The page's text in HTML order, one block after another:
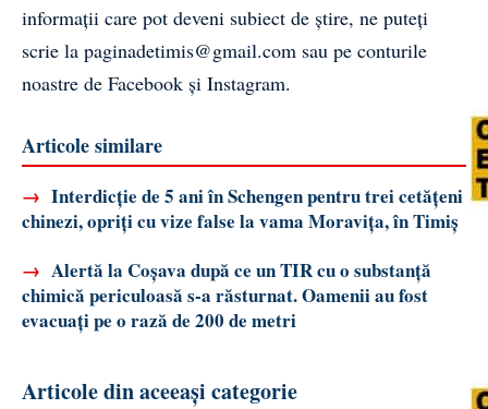
informații care pot deveni subiect de știre, ne puteți
scrie la paginadetimis@gmail.com sau pe conturile
noastre de Facebook și Instagram.
Articole similare
→ Interdicție de 5 ani în Schengen pentru trei cetățeni
chinezi, opriți cu vize false la vama Moravița, în Timiș
→ Alertă la Coșava după ce un TIR cu o substanță
chimică periculoasă s-a răsturnat. Oamenii au fost
evacuați pe o rază de 200 de metri
Articole din aceeași categorie